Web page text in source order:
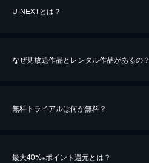
U-NEXTとは？
なぜ見放題作品とレンタル作品があるの？
無料トライアルは何が無料？
最大40%※ポイント還元とは？